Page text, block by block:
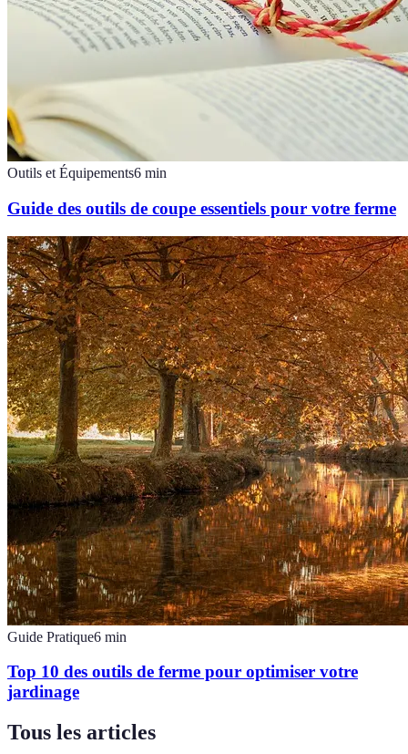
Outils et Équipements6 min
Guide des outils de coupe essentiels pour votre ferme
Guide Pratique6 min
Top 10 des outils de ferme pour optimiser votre
jardinage
Tous les articles